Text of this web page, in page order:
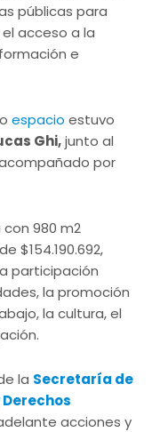
públicas para
acceso a la
e
espacio estuvo
Ghi,junto al
por
980 m2
$154.190.692,
participación
la promoción
la cultura, el
la Secretaría de
acciones y